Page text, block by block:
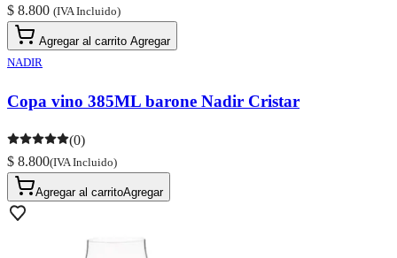
$ 8.800 (IVA Incluido)
Agregar al carrito Agregar
NADIR
Copa vino 385ML barone Nadir Cristar
(0)
$ 8.800(IVA Incluido)
Agregar al carritoAgregar